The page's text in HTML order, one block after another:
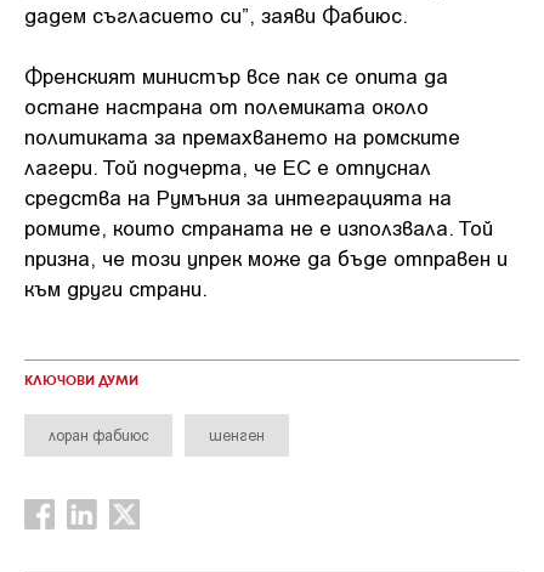
дадем съгласието си”, заяви Фабиюс.
Френският министър все пак се опита да
остане настрана от полемиката около
политиката за премахването на ромските
лагери. Той подчерта, че ЕС е отпуснал
средства на Румъния за интеграцията на
ромите, които страната не е използвала. Той
призна, че този упрек може да бъде отправен и
към други страни.
КЛЮЧОВИ ДУМИ
лоран фабиюс шенген